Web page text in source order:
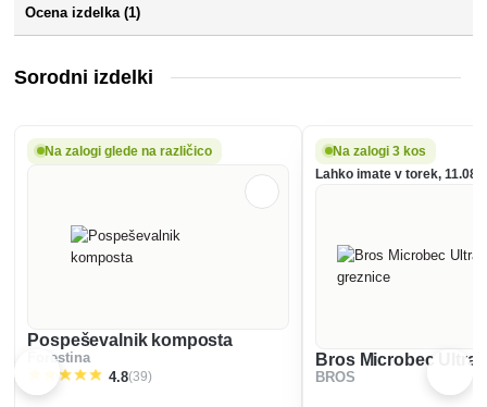
Ocena izdelka (1)
Sorodni izdelki
Na zalogi glede na različico
Pospeševalnik komposta
Forestina
4.8(39)
Na zalogi 3 kos
Lahko imate v torek, 11.08.
Bros Microbec Ultra
BROS